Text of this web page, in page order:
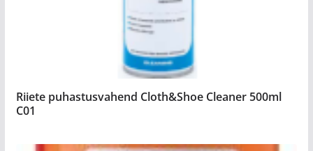
Riiete puhastusvahend Cloth&Shoe Cleaner 500ml
C01